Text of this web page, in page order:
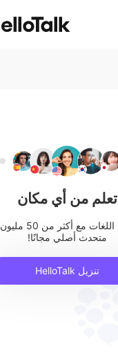
تعلم من أي مكان
تعلم اللغات مع أكثر من 50 مليون
متحدث أصلي مجانًا!
تنزيل HelloTalk